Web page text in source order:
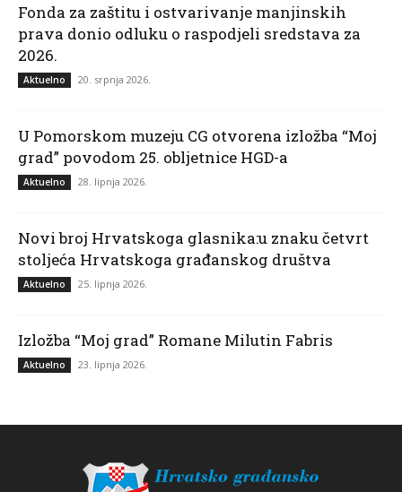
Fonda za zaštitu i ostvarivanje manjinskih
prava donio odluku o raspodjeli sredstava za
2026.
Aktuelno 20. srpnja 2026.
U Pomorskom muzeju CG otvorena izložba “Moj
grad” povodom 25. obljetnice HGD-a
Aktuelno 28. lipnja 2026.
Novi broj Hrvatskoga glasnika:u znaku četvrt
stoljeća Hrvatskoga građanskog društva
Aktuelno 25. lipnja 2026.
Izložba “Moj grad” Romane Milutin Fabris
Aktuelno 23. lipnja 2026.